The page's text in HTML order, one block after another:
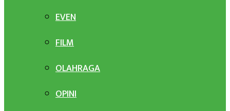
EVEN
FILM
OLAHRAGA
OPINI